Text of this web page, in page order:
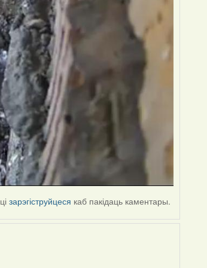
цізарэгіструйцеся каб пакідаць каментары.